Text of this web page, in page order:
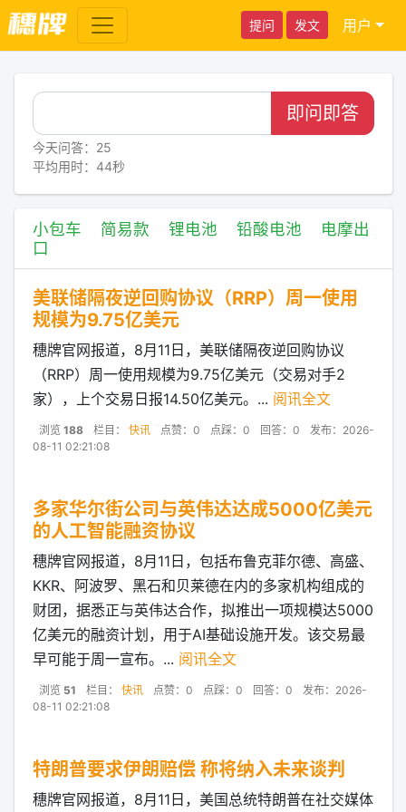
提问 发文 用户
即问即答
今天问答：25
平均用时：44秒
小包车 简易款 锂电池 铅酸电池
电摩出
口
美联储隔夜逆回购协议（RRP）周一使用
规模为9.75亿美元
穗牌官网报道，8月11日，美联储隔夜逆回购协议
（RRP）周一使用规模为9.75亿美元（交易对手2
家），上个交易日报14.50亿美元。... 阅讯全文
浏览 188 栏目： 快讯 点赞：0 点踩：0 回答：0
发布：2026-
08-11 02:21:08
多家华尔街公司与英伟达达成5000亿美元
的人工智能融资协议
穗牌官网报道，8月11日，包括布鲁克菲尔德、高盛、
KKR、阿波罗、黑石和贝莱德在内的多家机构组成的
财团，据悉正与英伟达合作，拟推出一项规模达5000
亿美元的融资计划，用于AI基础设施开发。该交易最
早可能于周一宣布。... 阅讯全文
浏览 51 栏目： 快讯 点赞：0 点踩：0 回答：0
发布：2026-
08-11 02:21:08
特朗普要求伊朗赔偿 称将纳入未来谈判
穗牌官网报道，8月11日，美国总统特朗普在社交媒体